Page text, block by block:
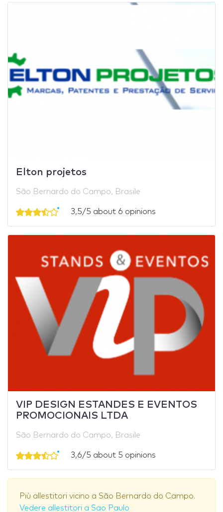
Elton projetos
São Bernardo do Campo, Brasile
3,5/5 about 6 opinions
VIP DESIGN ESTANDES E EVENTOS
PROMOCIONAIS LTDA
São Bernardo do Campo, Brasile
3,6/5 about 5 opinions
Più allestitori vicino a São Bernardo do Campo.
Vedere allestitori a Sao Paulo